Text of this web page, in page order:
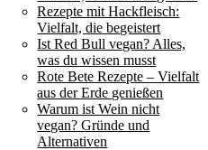
Rezepte mit Hackfleisch:
Vielfalt, die begeistert
Ist Red Bull vegan? Alles,
was du wissen musst
Rote Bete Rezepte – Vielfalt
aus der Erde genießen
Warum ist Wein nicht
vegan? Gründe und
Alternativen